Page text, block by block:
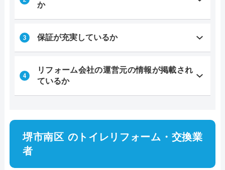
か
保証が充実しているか
リフォーム会社の運営元の情報が掲載され
ているか
堺市南区 のトイレリフォーム・交換業
者